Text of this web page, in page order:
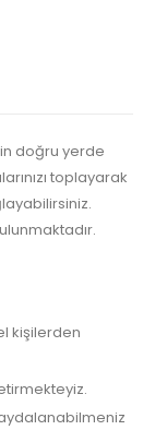
doğru yerde
toplayarak
kişilerden